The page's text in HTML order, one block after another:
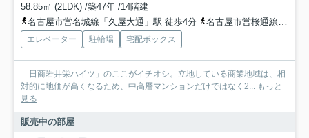
58.85㎡ (2LDK) /築47年 /14階建
名古屋市営名城線「久屋大通」駅 徒歩4分
名古屋市営桜通線「久屋大通」駅 徒歩4分
エレベーター 駐輪場 宅配ボックス
「日商岩井栄ハイツ」のここがイチオシ。立地している商業地域は、相
対的に地価が高くなるため、中高層マンションだけではなく2... もっと
見る
販売中の部屋